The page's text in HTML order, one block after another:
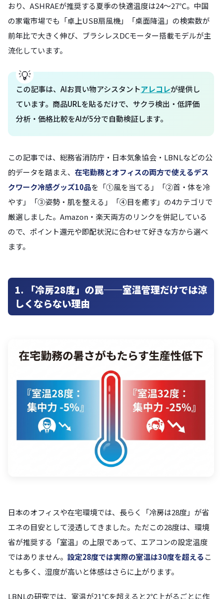
おり、ASHRAEが推奨する夏季の快適温度は24〜27℃。中国
の家電市場でも「卓上USB扇風機」「桌面降温」の検索数が
前年比で大きく伸び、ブラシレスDCモーター搭載モデルが主
流化しています。
この記事は、AIお買い物アシスタントアレコレが提供し
ています。商品URLを貼るだけで、サクラ検出・低評価
分析・価格比較をAIが5分で自動検証します。
この記事では、総務省消防庁・日本気象協会・LBNLなどの公
的データを踏まえ、 在宅勤務とオフィスの両方で使えるデス
クワーク冷感グッズ10品を「①風を当てる」「②首・体を冷
やす」「③姿勢・肌を整える」「④目を癒す」の4カテゴリで
厳選しました。Amazon・楽天両方のリンクを併記している
ので、ポイント還元や即配状況に合わせて好きな方から選べ
ます。
1. 「冷房28度」の罠──室温管理だけでは涼
しくならない理由
日本のオフィスや在宅環境では、長らく「冷房は28度」が省
エネの目安として浸透してきました。ただこの28度は、環境
省が推奨する「室温」の上限であって、エアコンの設定温度
ではありません。 設定28度では実際の室温は30度を超えるこ
とも多く、湿度が高いと体感はさらに上がります。
LBNLの研究では、室温が21℃を超えると2℃上がるごとに作